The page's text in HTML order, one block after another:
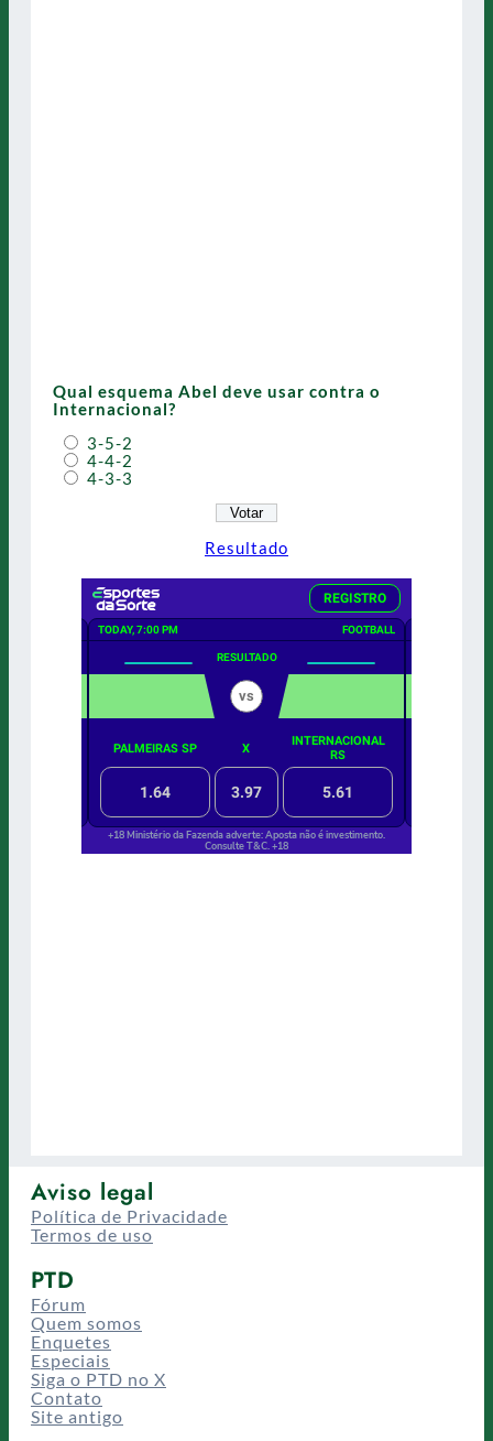
Qual esquema Abel deve usar contra o
Internacional?
3-5-2
4-4-2
4-3-3
Resultado
Aviso legal
Política de Privacidade
Termos de uso
PTD
Fórum
Quem somos
Enquetes
Especiais
Siga o PTD no X
Contato
Site antigo